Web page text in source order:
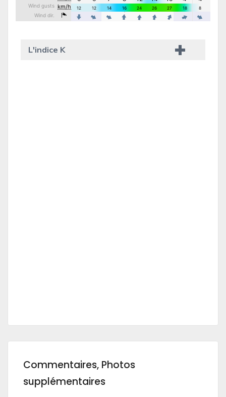
L'indice K
Commentaires, Photos
supplémentaires